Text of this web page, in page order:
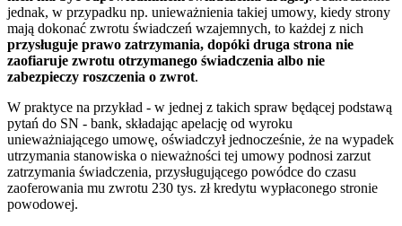
jednak, w przypadku np. unieważnienia takiej umowy, kiedy strony
mają dokonać zwrotu świadczeń wzajemnych, to każdej z nich
przysługuje prawo zatrzymania, dopóki druga strona nie
zaofiaruje zwrotu otrzymanego świadczenia albo nie
zabezpieczy roszczenia o zwrot.
W praktyce na przykład - w jednej z takich spraw będącej podstawą
pytań do SN - bank, składając apelację od wyroku
unieważniającego umowę, oświadczył jednocześnie, że na wypadek
utrzymania stanowiska o nieważności tej umowy podnosi zarzut
zatrzymania świadczenia, przysługującego powódce do czasu
zaoferowania mu zwrotu 230 tys. zł kredytu wypłaconego stronie
powodowej.